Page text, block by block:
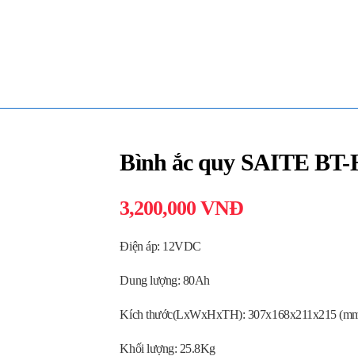
Bình ắc quy SAITE BT-
3,200,000 VNĐ
Điện áp: 12VDC
Dung lượng: 80Ah
Kích thước(LxWxHxTH): 307x168x211x215
Khối lượng: 25.8Kg